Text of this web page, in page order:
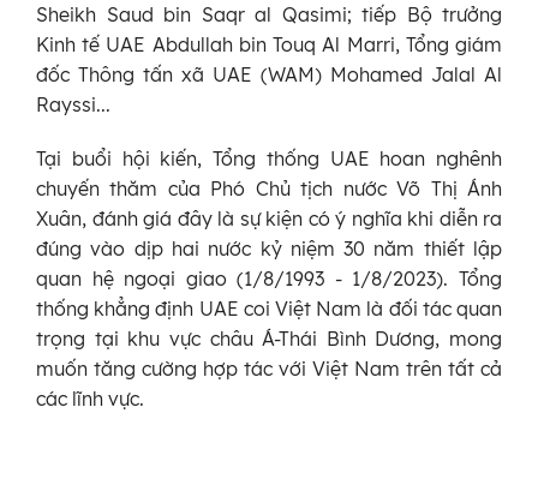
Sheikh Saud bin Saqr al Qasimi; tiếp Bộ trưởng
Kinh tế UAE Abdullah bin Touq Al Marri, Tổng giám
đốc Thông tấn xã UAE (WAM) Mohamed Jalal Al
Rayssi...
Tại buổi hội kiến, Tổng thống UAE hoan nghênh
chuyến thăm của Phó Chủ tịch nước Võ Thị Ánh
Xuân, đánh giá đây là sự kiện có ý nghĩa khi diễn ra
đúng vào dịp hai nước kỷ niệm 30 năm thiết lập
quan hệ ngoại giao (1/8/1993 - 1/8/2023). Tổng
thống khẳng định UAE coi Việt Nam là đối tác quan
trọng tại khu vực châu Á-Thái Bình Dương, mong
muốn tăng cường hợp tác với Việt Nam trên tất cả
các lĩnh vực.